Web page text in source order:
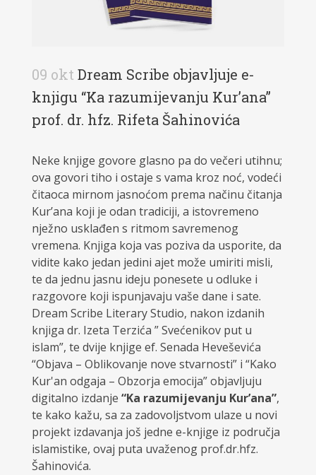
09 okt Dream Scribe objavljuje e-
knjigu “Ka razumijevanju Kur’ana”
prof. dr. hfz. Rifeta Šahinovića
Neke knjige govore glasno pa do večeri utihnu;
ova govori tiho i ostaje s vama kroz noć, vodeći
čitaoca mirnom jasnoćom prema načinu čitanja
Kur’ana koji je odan tradiciji, a istovremeno
nježno usklađen s ritmom savremenog
vremena. Knjiga koja vas poziva da usporite, da
vidite kako jedan jedini ajet može umiriti misli,
te da jednu jasnu ideju ponesete u odluke i
razgovore koji ispunjavaju vaše dane i sate.
Dream Scribe Literary Studio, nakon izdanih
knjiga dr. Izeta Terzića ” Svećenikov put u
islam”, te dvije knjige ef. Senada Heveševića
“Objava – Oblikovanje nove stvarnosti” i “Kako
Kur'an odgaja – Obzorja emocija” objavljuju
digitalno izdanje “Ka razumijevanju Kur’ana”,
te kako kažu, sa za zadovoljstvom ulaze u novi
projekt izdavanja još jedne e-knjige iz područja
islamistike, ovaj puta uvaženog prof.dr.hfz.
Šahinovića.